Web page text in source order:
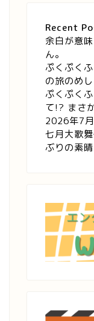
Recent
余白が意
ん。
ぷくぷく
の旅のめし
ぷくぷく
て!? まさ
2026年7
七月大歌
ぶりの素